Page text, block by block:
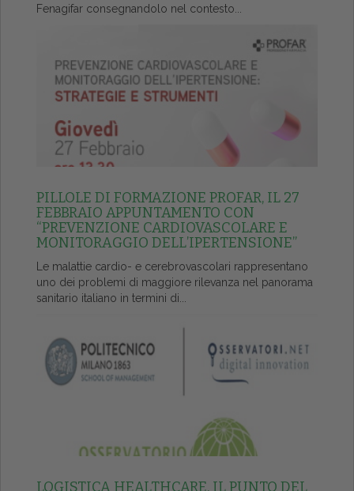
Fenagifar consegnandolo nel contesto...
PILLOLE DI FORMAZIONE PROFAR, IL 27
FEBBRAIO APPUNTAMENTO CON
“PREVENZIONE CARDIOVASCOLARE E
MONITORAGGIO DELL’IPERTENSIONE”
Le malattie cardio- e cerebrovascolari rappresentano
uno dei problemi di maggiore rilevanza nel panorama
sanitario italiano in termini di...
LOGISTICA HEALTHCARE, IL PUNTO DEL